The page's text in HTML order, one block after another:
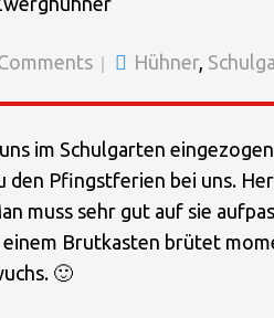
Schülerrat
Schlaumacherzeit
Schulsozialarbeit
Hühner,
im Schulgarten
Pfingstferien bei uns.
muss sehr gut auf sie
Brutkasten brütet
🙂